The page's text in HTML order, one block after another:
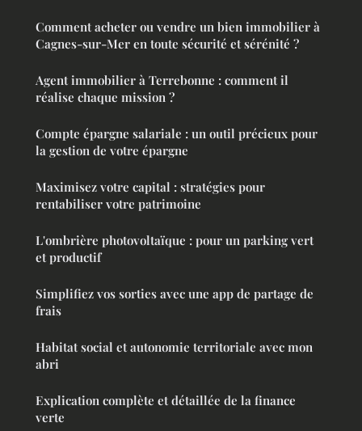
Comment acheter ou vendre un bien immobilier à
Cagnes-sur-Mer en toute sécurité et sérénité ?
Agent immobilier à Terrebonne : comment il
réalise chaque mission ?
Compte épargne salariale : un outil précieux pour
la gestion de votre épargne
Maximisez votre capital : stratégies pour
rentabiliser votre patrimoine
L'ombrière photovoltaïque : pour un parking vert
et productif
Simplifiez vos sorties avec une app de partage de
frais
Habitat social et autonomie territoriale avec mon
abri
Explication complète et détaillée de la finance
verte